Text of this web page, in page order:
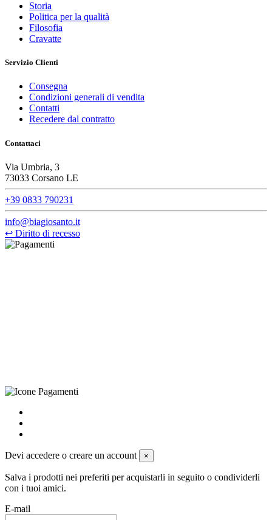
Storia
Politica per la qualità
Filosofia
Cravatte
Servizio Clienti
Consegna
Condizioni generali di vendita
Contatti
Recedere dal contratto
Contattaci
Via Umbria, 3
73033 Corsano LE
+39 0833 790231
info@biagiosanto.it
↩ Diritto di recesso
Devi accedere o creare un account ×
Salva i prodotti nei preferiti per acquistarli in seguito o condividerli
con i tuoi amici.
E-mail